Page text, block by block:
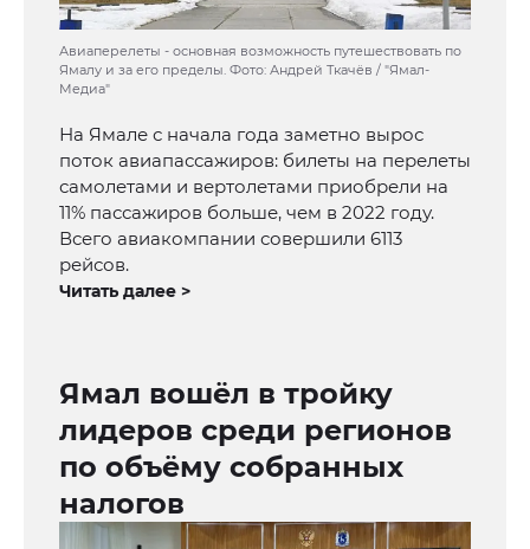
Авиаперелеты - основная возможность путешествовать по
Ямалу и за его пределы. Фото: Андрей Ткачёв / "Ямал-
Медиа"
На Ямале с начала года заметно вырос
поток авиапассажиров: билеты на перелеты
самолетами и вертолетами приобрели на
11% пассажиров больше, чем в 2022 году.
Всего авиакомпании совершили 6113
рейсов.
Читать далее >
Ямал вошёл в тройку
лидеров среди регионов
по объёму собранных
налогов